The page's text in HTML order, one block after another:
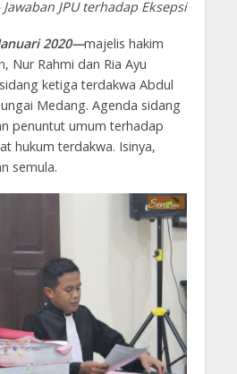
JPU terhadap Eksepsi
2020—majelis hakim
Nur Rahmi dan Ria Ayu
ketiga terdakwa Abdul
Medang. Agenda sidang
penuntut umum terhadap
hukum terdakwa. Isinya,
semula.